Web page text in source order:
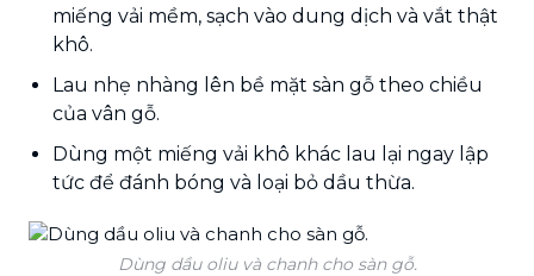
miếng vải mềm, sạch vào dung dịch và vắt thật
khô.
Lau nhẹ nhàng lên bề mặt sàn gỗ theo chiều
của vân gỗ.
Dùng một miếng vải khô khác lau lại ngay lập
tức để đánh bóng và loại bỏ dầu thừa.
Dùng dầu oliu và chanh cho sàn gỗ.